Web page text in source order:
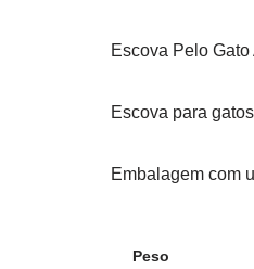
Escova Pelo
Escova para
Embalagem com
Peso